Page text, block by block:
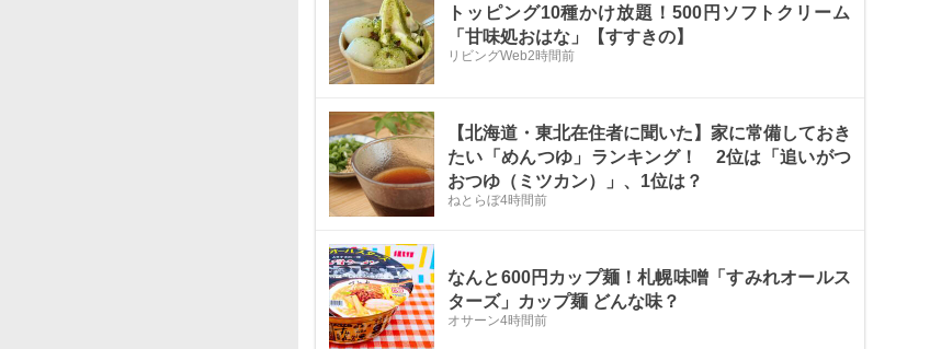
トッピング10種かけ放題！500円ソフトクリーム
「甘味処おはな」【すすきの】
リビングWeb2時間前
【北海道・東北在住者に聞いた】家に常備しておき
たい「めんつゆ」ランキング！ 2位は「追いがつ
おつゆ（ミツカン）」、1位は？
ねとらぼ4時間前
なんと600円カップ麺！札幌味噌「すみれオールス
ターズ」カップ麺 どんな味？
オサーン4時間前